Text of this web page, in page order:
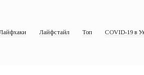
Лайфстайл Топ COVID-19 в